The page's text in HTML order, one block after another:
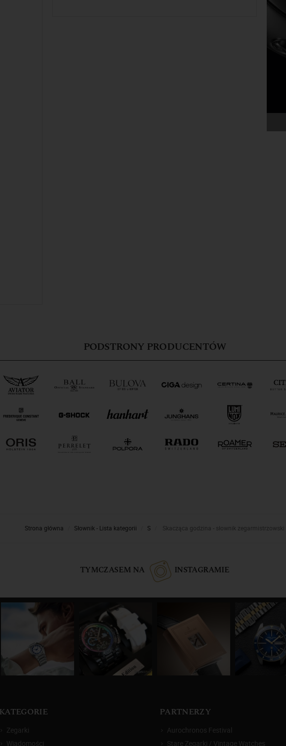
PODSTRONY PRODUCENTÓW
Strona główna Słownik - Lista kategorii S Skacząca godzina - słownik zegarmistrzowski
TYMCZASEM NA INSTAGRAMIE
KATEGORIE
Zegarki
Wiadomości
PARTNERZY
Aurochronos Festival
Stare Zegarki / Vintage Watches